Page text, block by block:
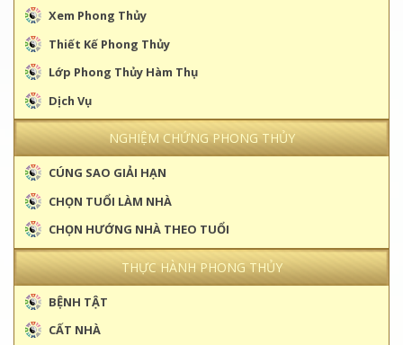
Xem Phong Thủy
Thiết Kế Phong Thủy
Lớp Phong Thủy Hàm Thụ
Dịch Vụ
NGHIỆM CHỨNG PHONG THỦY
CÚNG SAO GIẢI HẠN
CHỌN TUỔI LÀM NHÀ
CHỌN HƯỚNG NHÀ THEO TUỔI
THỰC HÀNH PHONG THỦY
BỆNH TẬT
CẤT NHÀ